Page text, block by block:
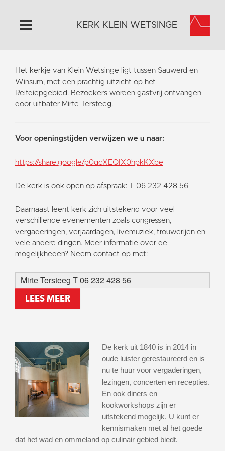
Home
Algemeen
Historie
Contact
Vaktaal
KERK KLEIN WETSINGE
Het kerkje van Klein Wetsinge ligt tussen Sauwerd en
Winsum, met een prachtig uitzicht op het
Reitdiepgebied. Bezoekers worden gastvrij ontvangen
door uitbater Mirte Tersteeg.
Voor openingstijden verwijzen we u naar:
https://share.google/p0qcXEQIX0hpkKXbe
De kerk is ook open op afspraak: T 06 232 428 56
Daarnaast leent kerk zich uitstekend voor veel
verschillende evenementen zoals congressen,
vergaderingen, verjaardagen, livemuziek, trouwerijen en
vele andere dingen. Meer informatie over de
mogelijkheden? Neem contact op met:
Mirte Tersteeg T 06 232 428 56
LEES MEER
De kerk uit 1840 is in 2014 in
oude luister gerestaureerd en is
nu te huur voor vergaderingen,
lezingen, concerten en recepties.
En ook diners en
kookworkshops zijn er
uitstekend mogelijk. U kunt er
kennismaken met al het goede
dat het wad en ommeland op culinair gebied biedt.